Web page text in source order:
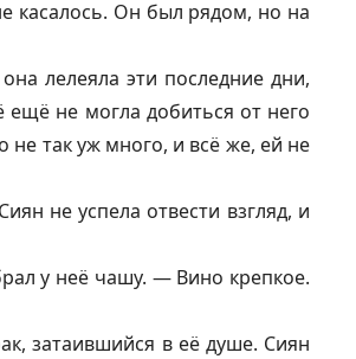
касалось. Он был рядом, но на
лелеяла эти последние дни,
ещё не могла добиться от него
не так уж много, и всё же, ей не
не успела отвести взгляд, и
у неё чашу. — Вино крепкое.
затаившийся в её душе. Сиян